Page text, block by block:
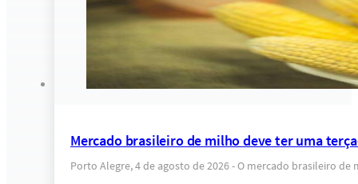
Mercado brasileiro de milho deve ter uma
Porto Alegre, 4 de agosto de 2026 - O mercado brasileiro